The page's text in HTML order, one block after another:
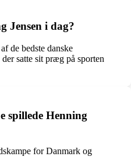
Jensen i dag?
de bedste danske
satte sit præg på sporten
spillede Henning
for Danmark og